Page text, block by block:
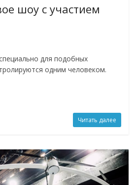
шоу с участием
для подобных
одним человеком.
Читать далее